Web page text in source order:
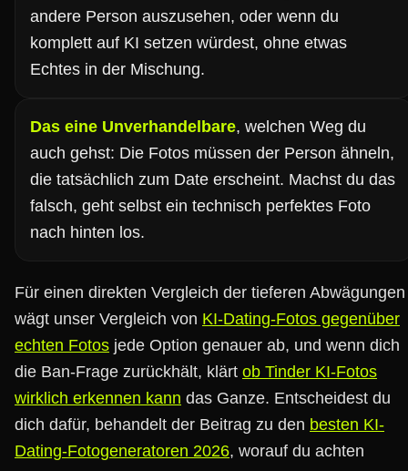
andere Person auszusehen, oder wenn du
komplett auf KI setzen würdest, ohne etwas
Echtes in der Mischung.
Das eine Unverhandelbare, welchen Weg du
auch gehst: Die Fotos müssen der Person ähneln,
die tatsächlich zum Date erscheint. Machst du das
falsch, geht selbst ein technisch perfektes Foto
nach hinten los.
Für einen direkten Vergleich der tieferen Abwägungen
wägt unser Vergleich von KI-Dating-Fotos gegenüber
echten Fotos jede Option genauer ab, und wenn dich
die Ban-Frage zurückhält, klärt ob Tinder KI-Fotos
wirklich erkennen kann das Ganze. Entscheidest du
dich dafür, behandelt der Beitrag zu den besten KI-
Dating-Fotogeneratoren 2026, worauf du achten